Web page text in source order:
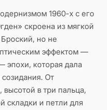
1960-х с его
скроена из мягкой
но не
эффектом —
которая дала
От
в три пальца,
складки и петли для